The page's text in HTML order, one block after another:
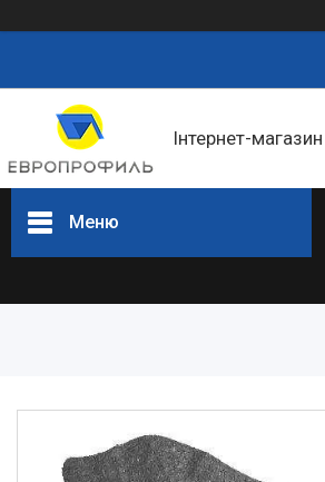
Інтернет-
Меню
Фотогалерея
Представництва та філіали